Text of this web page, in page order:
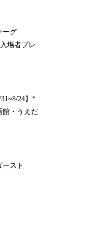
ーグ
入場者プレ
24】*
館・うえだ
スト